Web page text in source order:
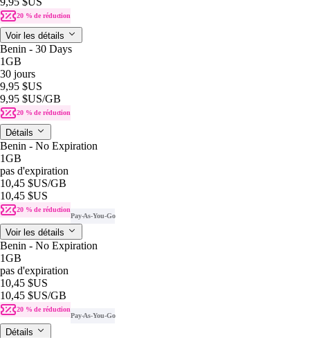
20 % de réduction
Voir les détails
Benin - 30 Days
1GB
30 jours
9,95 $US
9,95 $US/GB
20 % de réduction
Détails
Benin - No Expiration
1GB
pas d'expiration
10,45 $US/GB
10,45 $US
20 % de réduction
Pay-As-You-Go
Voir les détails
Benin - No Expiration
1GB
pas d'expiration
10,45 $US
10,45 $US/GB
20 % de réduction
Pay-As-You-Go
Détails